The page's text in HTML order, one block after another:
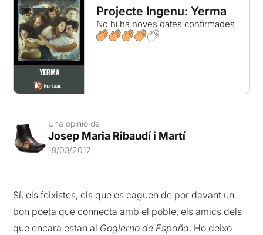
Projecte Ingenu: Yerma
No hi ha noves dates confirmades
Una opinió de
Josep Maria Ribaudí i Martí
19/03/2017
Sí, els feixistes, els que es caguen de por davant un
bon poeta que connecta amb el poble, els amics dels
que encara estan al Gogierno de España. Ho deixo